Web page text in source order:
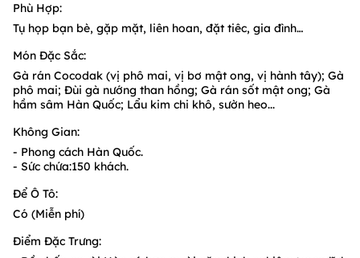
Phù Hợp:
Tụ họp bạn bè, gặp mặt, liên hoan, đặt tiêc, gia đình…
Món Đặc Sắc:
Gà rán Cocodak (vị phô mai, vị bơ mật ong, vị hành tây); Gà
phô mai; Đùi gà nướng than hồng; Gà rán sốt mật ong; Gà
hầm sâm Hàn Quốc; Lẩu kim chi khô, sườn heo...
Không Gian:
- Phong cách Hàn Quốc.
- Sức chứa:150 khách.
Để Ô Tô:
Có (Miễn phí)
Điểm Đặc Trưng: